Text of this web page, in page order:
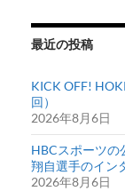
最近の投稿
KICK OFF!
回）
2026年8月6日
HBCスポーツの
翔自選手のイン
2026年8月6日